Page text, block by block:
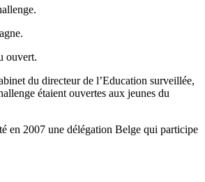
ouvert.
du directeur de l’Education surveillée,
étaient ouvertes aux jeunes du
en 2007 une délégation Belge qui participe